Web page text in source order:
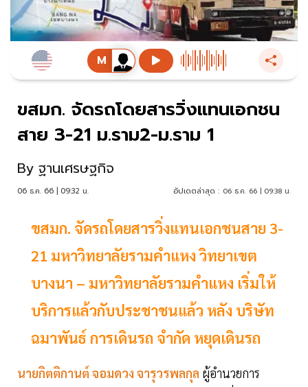
ขสมก. จัดรถโดยสารวิ่งแทนเอกชน
สาย 3-21 ม.ราม2-ม.ราม 1
By ฐานเศรษฐกิจ
06 ธ.ค. 66 | 09:32 น. อัปเดตล่าสุด : 06 ธ.ค. 66 | 09:38 น.
ขสมก. จัดรถโดยสารวิ่งแทนเอกชนสาย 3-
21 มหาวิทยาลัยรามคำแหง วิทยาเขต
บางนา – มหาวิทยาลัยรามคำแหง เริ่มให้
บริการแล้วกับประชาชนแล้ว หลัง บริษัท
ฉมาพันธ์ การเดินรถ จำกัด หยุดเดินรถ
นายกิตติกานต์ จอมดวง จารุวรพลกุล ผู้อำนวยการ